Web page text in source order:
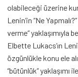
olabileceği üzerine
Lenin’in “Ne
verme” yaklaşımıyla
Elbette Lukacs’ın
özgünlükle konu ele
“bütünlük”